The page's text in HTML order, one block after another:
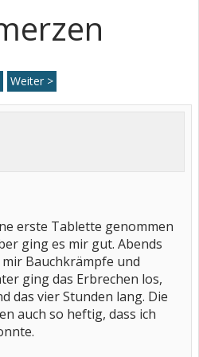
Weiter >
erste Tablette genommen
ging es mir gut. Abends
Bauchkrämpfe und
ging das Erbrechen los,
das vier Stunden lang. Die
auch so heftig, dass ich